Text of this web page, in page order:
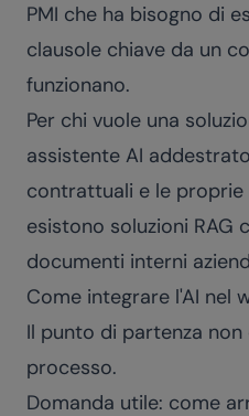
PMI che ha bisogno di
clausole chiave da un
funzionano.
Per chi vuole una
assistente AI
contrattuali e le
esistono soluzioni RAG
documenti interni
Come integrare l'AI nel
Il punto di partenza
processo.
Domanda utile: come